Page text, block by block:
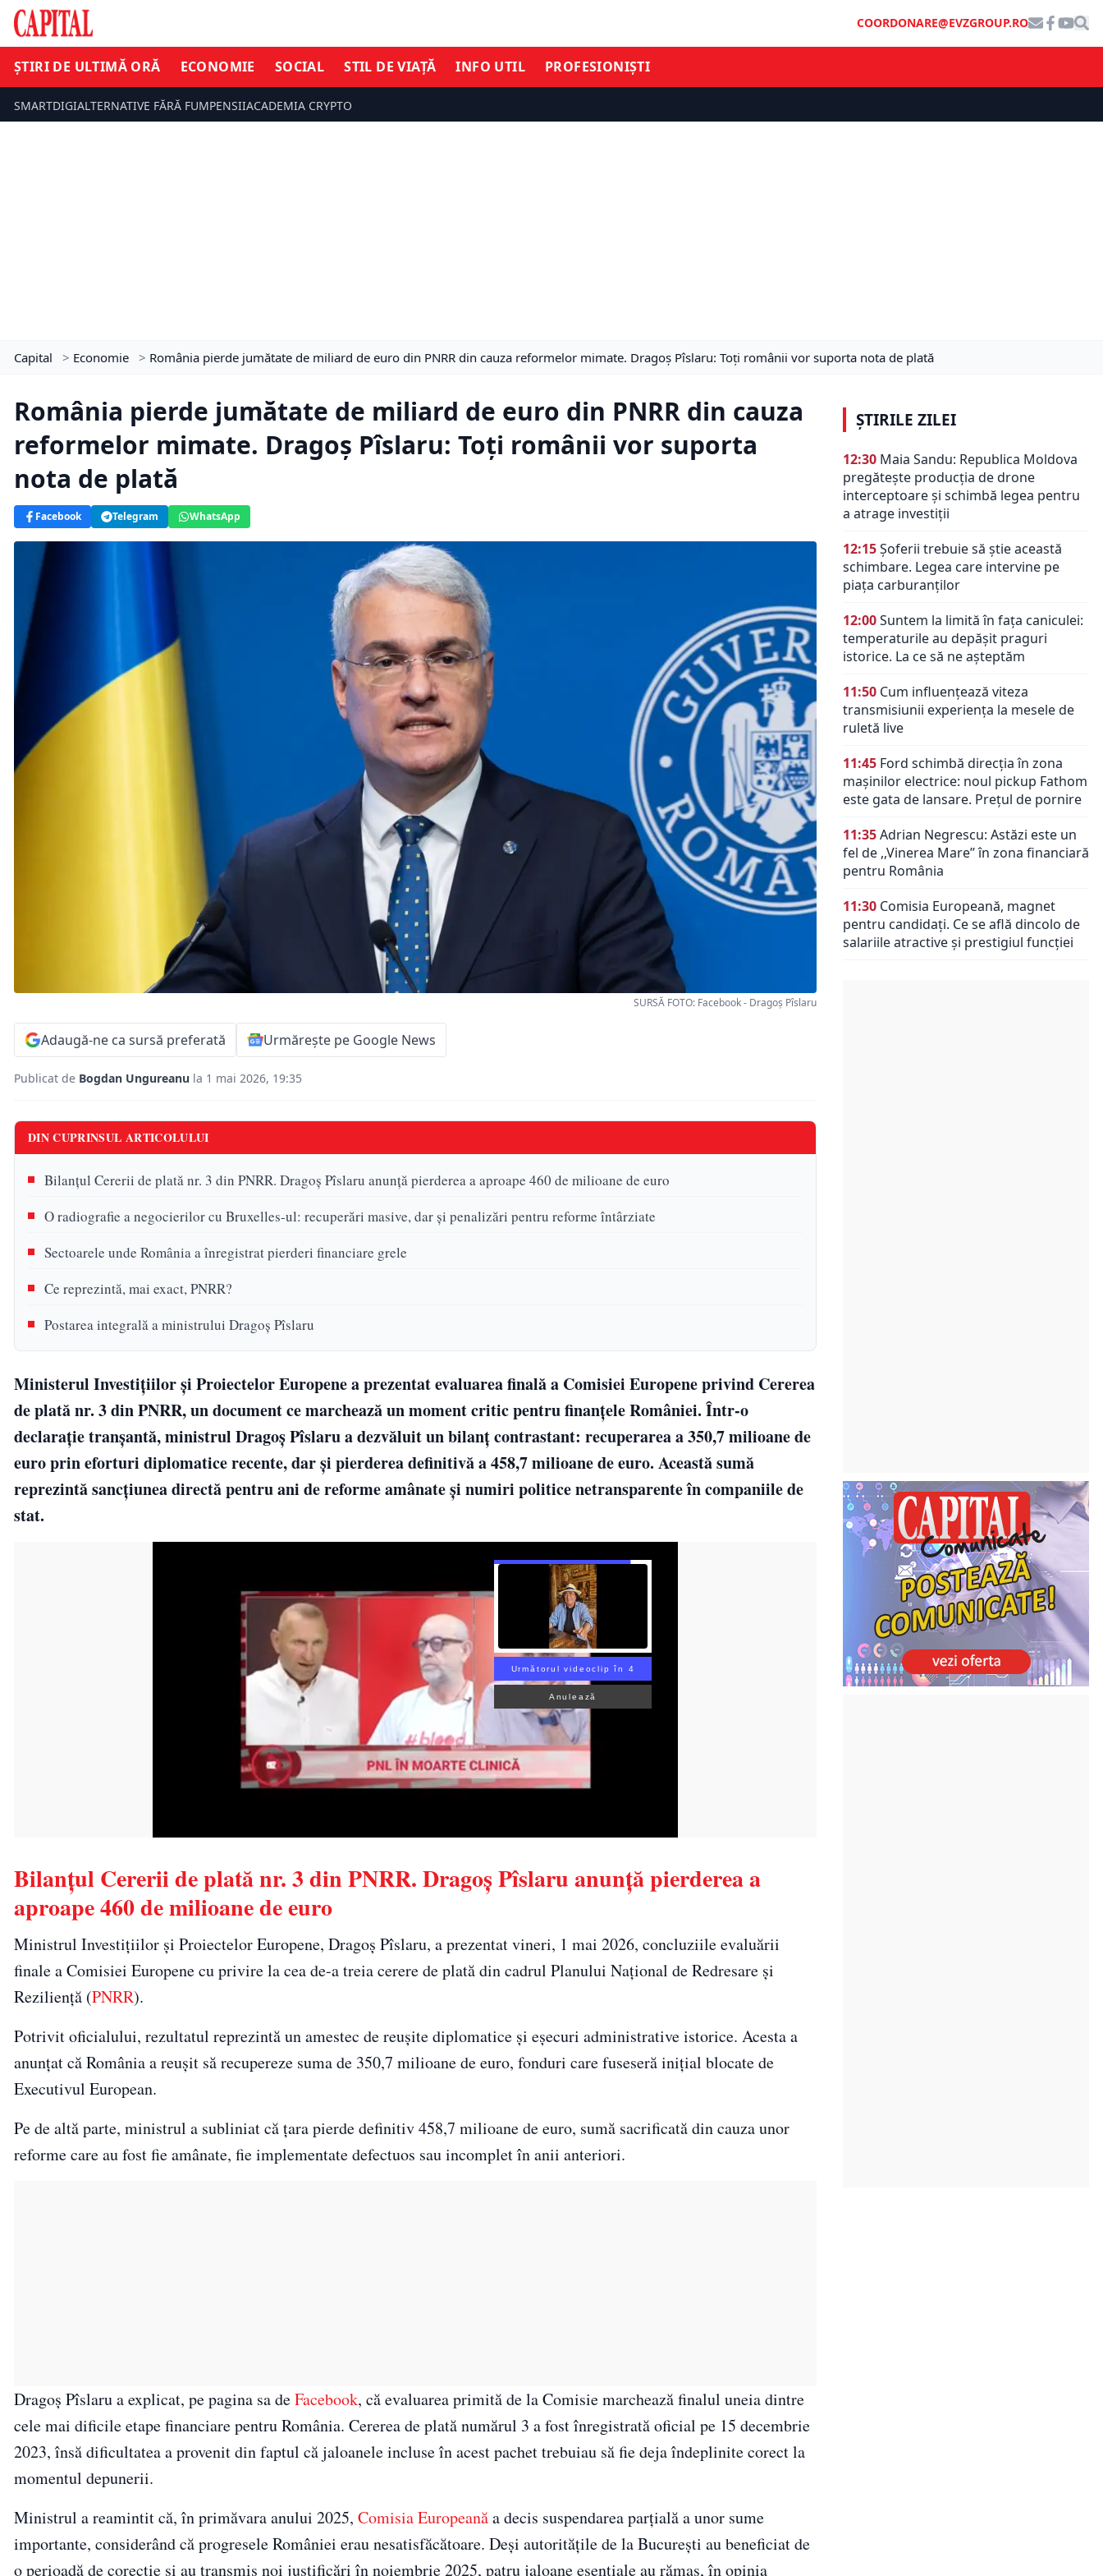
COORDONARE@EVZGROUP.RO
ȘTIRI DE ULTIMĂ ORĂ ECONOMIE SOCIAL STIL DE VIAȚĂ INFO UTIL PROFESIONIȘTI
SMARTDIGIALTERNATIVE FĂRĂ FUMPENSIIACADEMIA CRYPTO
Capital > Economie > România pierde jumătate de miliard de euro din PNRR din cauza reformelor mimate. Dragoș Pîslaru: Toți românii vor suporta nota de plată
România pierde jumătate de miliard de euro din PNRR din cauza
reformelor mimate. Dragoș Pîslaru: Toți românii vor suporta
nota de plată
Facebook Telegram WhatsApp
SURSĂ FOTO: Facebook - Dragoș Pîslaru
Adaugă-ne ca sursă preferată Urmărește pe Google News
Publicat de Bogdan Ungureanu la 1 mai 2026, 19:35
DIN CUPRINSUL ARTICOLULUI
Bilanțul Cererii de plată nr. 3 din PNRR. Dragoș Pîslaru anunță pierderea a aproape 460 de milioane de euro
O radiografie a negocierilor cu Bruxelles-ul: recuperări masive, dar și penalizări pentru reforme întârziate
Sectoarele unde România a înregistrat pierderi financiare grele
Ce reprezintă, mai exact, PNRR?
Postarea integrală a ministrului Dragoș Pîslaru
Ministerul Investițiilor și Proiectelor Europene a prezentat evaluarea finală a Comisiei Europene privind Cererea
de plată nr. 3 din PNRR, un document ce marchează un moment critic pentru finanțele României. Într-o
declarație tranșantă, ministrul Dragoș Pîslaru a dezvăluit un bilanț contrastant: recuperarea a 350,7 milioane de
euro prin eforturi diplomatice recente, dar și pierderea definitivă a 458,7 milioane de euro. Această sumă
reprezintă sancțiunea directă pentru ani de reforme amânate și numiri politice netransparente în companiile de
stat.
Următorul videoclip în 3
Anulează
Bilanțul Cererii de plată nr. 3 din PNRR. Dragoș Pîslaru anunță pierderea a
aproape 460 de milioane de euro
Ministrul Investițiilor și Proiectelor Europene, Dragoș Pîslaru, a prezentat vineri, 1 mai 2026, concluziile evaluării
finale a Comisiei Europene cu privire la cea de-a treia cerere de plată din cadrul Planului Național de Redresare și
Reziliență (PNRR).
Potrivit oficialului, rezultatul reprezintă un amestec de reușite diplomatice și eșecuri administrative istorice. Acesta a
anunțat că România a reușit să recupereze suma de 350,7 milioane de euro, fonduri care fuseseră inițial blocate de
Executivul European.
Pe de altă parte, ministrul a subliniat că țara pierde definitiv 458,7 milioane de euro, sumă sacrificată din cauza unor
reforme care au fost fie amânate, fie implementate defectuos sau incomplet în anii anteriori.
Dragoș Pîslaru a explicat, pe pagina sa deFacebook, că evaluarea primită de la Comisie marchează finalul uneia dintre
cele mai dificile etape financiare pentru România. Cererea de plată numărul 3 a fost înregistrată oficial pe 15 decembrie
2023, însă dificultatea a provenit din faptul că jaloanele incluse în acest pachet trebuiau să fie deja îndeplinite corect la
momentul depunerii.
Ministrul a reamintit că, în primăvara anului 2025, Comisia Europeanăa decis suspendarea parțială a unor sume
importante, considerând că progresele României erau nesatisfăcătoare. Deși autoritățile de la București au beneficiat de
o perioadă de corecție și au transmis noi justificări în noiembrie 2025, patru jaloane esențiale au rămas, în opinia
ȘTIRILE ZILEI
12:30 Maia Sandu: Republica Moldova
pregătește producția de drone
interceptoare și schimbă legea pentru
a atrage investiții
12:15Șoferii trebuie să știe această
schimbare. Legea care intervine pe
piața carburanților
12:00Suntem la limită în fața caniculei:
temperaturile au depășit praguri
istorice. La ce să ne așteptăm
11:50 Cum influențează viteza
transmisiunii experiența la mesele de
ruletă live
11:45 Ford schimbă direcția în zona
mașinilor electrice: noul pickup Fathom
este gata de lansare. Prețul de pornire
11:35Adrian Negrescu: Astăzi este un
fel de ,,Vinerea Mare’’ în zona financiară
pentru România
11:30 Comisia Europeană, magnet
pentru candidați. Ce se află dincolo de
salariile atractive și prestigiul funcției